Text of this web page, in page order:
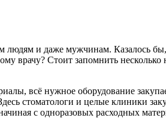
людям и даже мужчинам. Казалось
врачу? Стоит запомнить
всё нужное оборудование
стоматологи и целые клиники
с одноразовых расходных